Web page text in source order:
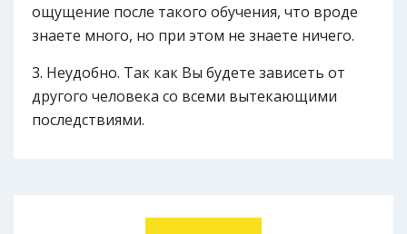
ощущение после такого обучения, что вроде
знаете много, но при этом не знаете ничего.
Неудобно. Так как Вы будете зависеть от
другого человека со всеми вытекающими
последствиями.